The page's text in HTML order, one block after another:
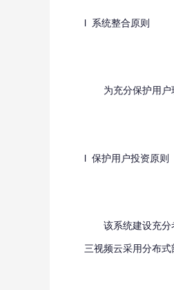
l 系统整合原则
为充分保护用户现
l 保护用户投资原则
该系统建设充分考
三视频云采用分布